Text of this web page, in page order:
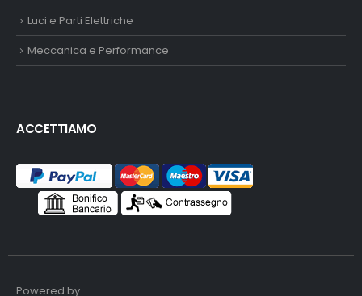
Luci e Parti Elettriche
Meccanica e Performance
ACCETTIAMO
Powered by